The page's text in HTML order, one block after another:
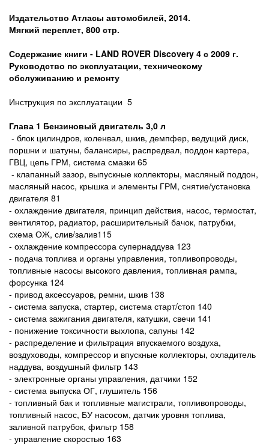
Издательство Атласы автомобилей, 2014.
Мягкий переплет, 800 стр.
Содержание книги - LAND ROVER Discovery 4 с 2009 г.
Руководство по эксплуатации, техническому
обслуживанию и ремонту
Инструкция по эксплуатации 5
Глава 1 Бензиновый двигатель 3,0 л
- блок цилиндров, коленвал, шкив, демпфер, ведущий диск,
поршни и шатуны, балансиры, распредвал, поддон картера,
ГВЦ, цепь ГРМ, система смазки 65
- клапанный зазор, выпускные коллекторы, масляный поддон,
масляный насос, крышка и элементы ГРМ, снятие/установка
двигателя 81
- охлаждение двигателя, принцип действия, насос, термостат,
вентилятор, радиатор, расширительный бачок, патрубки,
схема ОЖ, слив/залив115
- охлаждение компрессора супернаддува 123
- подача топлива и органы управления, топливопроводы,
топливные насосы высокого давления, топливная рампа,
форсунка 124
- привод аксессуаров, ремни, шкив 138
- система запуска, стартер, система старт/стоп 140
- система зажигания двигателя, катушки, свечи 141
- понижение токсичности выхлопа, сапуны 142
- распределение и фильтрация впускаемого воздуха,
воздуховоды, компрессор и впускные коллекторы, охладитель
наддува, воздушный фильтр 143
- электронные органы управления, датчики 152
- система выпуска ОГ, глушитель 156
- топливный бак и топливные магистрали, топливопроводы,
топливный насос, БУ насосом, датчик уровня топлива,
заливной патрубок, фильтр 158
- управление скоростью 163